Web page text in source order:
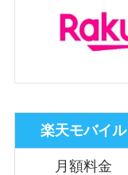
楽天モバイル
月額料金